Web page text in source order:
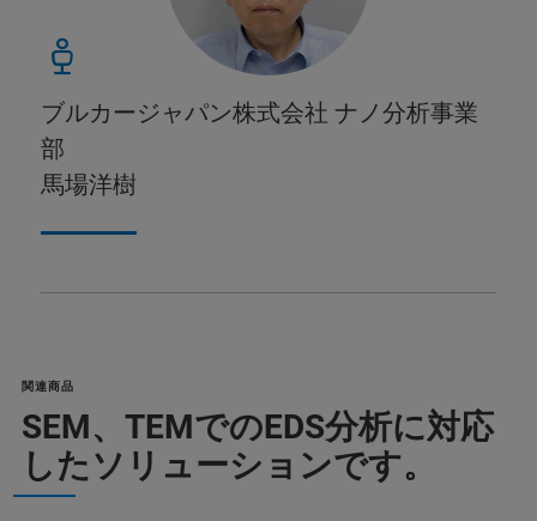
ブルカージャパン株式会社 ナノ分析事業
部
馬場洋樹
関連商品
SEM、TEMでのEDS分析に対応
したソリューションです。